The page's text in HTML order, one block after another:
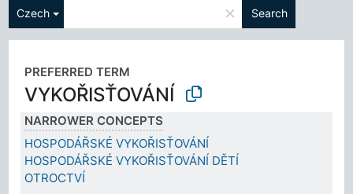
Czech × Search
PREFERRED TERM
VYKOŘISŤOVÁNÍ
NARROWER CONCEPTS
HOSPODÁŘSKÉ VYKOŘISŤOVÁNÍ
HOSPODÁŘSKÉ VYKOŘISŤOVÁNÍ DĚTÍ
OTROCTVÍ